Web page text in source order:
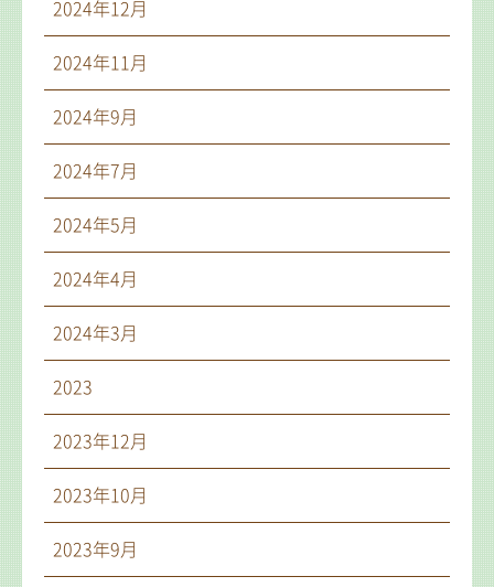
2024年12月
2024年11月
2024年9月
2024年7月
2024年5月
2024年4月
2024年3月
2023
2023年12月
2023年10月
2023年9月